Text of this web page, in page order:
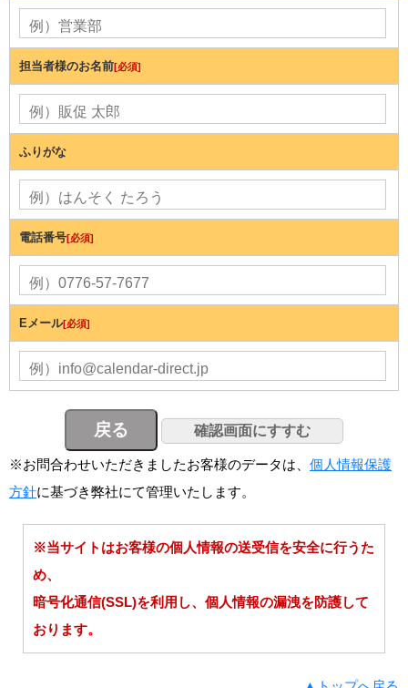
担当者様のお名前[必須]
ふりがな
電話番号[必須]
Eメール[必須]
※お問合わせいただきましたお客様のデータは、 個人情報保護
方針に基づき弊社にて管理いたします。
※当サイトはお客様の個人情報の送受信を安全に行うた
め、
暗号化通信(SSL)を利用し、個人情報の漏洩を防護して
おります。